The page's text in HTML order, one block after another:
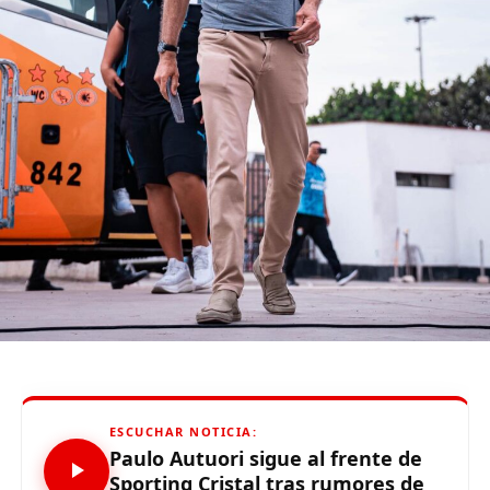
ESCENARIO:
Estadio Municipal de Bernal (Piura)
ÁRBITRO: Daniel Ureta
(function(d, s, id) {
var js, fjs = d.getElementsByTagName(s)[0];
if (d.getElementById(id)) {return;}
js = d.createElement(s); js.id = id;
js.src = «//connect.facebook.net/es_LA/all.js#xfbml=1»;
fjs.parentNode.insertBefore(js, fjs);
}(document, «script», «facebook-jssdk»));
Source link ESCUCHAR NOTICIA:
Paulo Autuori sigue al frente de
Sporting Cristal tras rumores de